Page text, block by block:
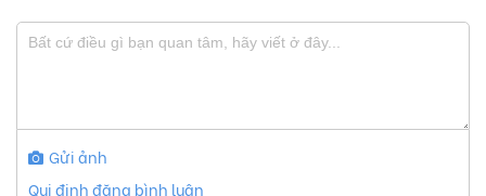
Gửi ảnh
Qui định đăng bình luận